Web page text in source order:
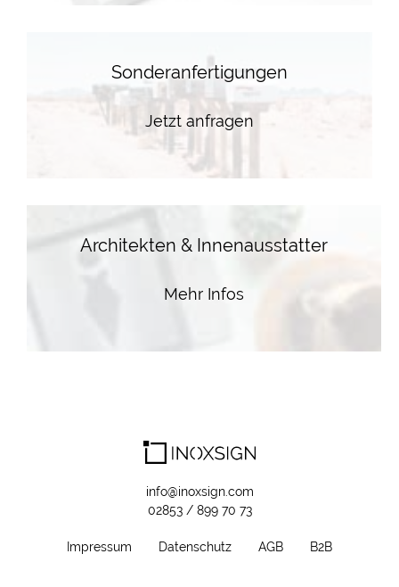
Sonderanfertigungen
Jetzt anfragen
Architekten & Innenausstatter
Mehr Infos
info@inoxsign.com
02853 / 899 70 73
Impressum Datenschutz AGB B2B